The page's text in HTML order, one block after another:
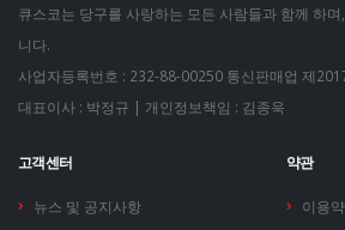
큐스코는 당구를 사랑하는 모든 사람들과 함께 하
니다.
사업자등록번호 : 232-88-00250 통신판매업 제
대표이사 : 박정규 | 개인정보책임 : 김종욱
고객센터
뉴스 및 공지사항
약관
이용